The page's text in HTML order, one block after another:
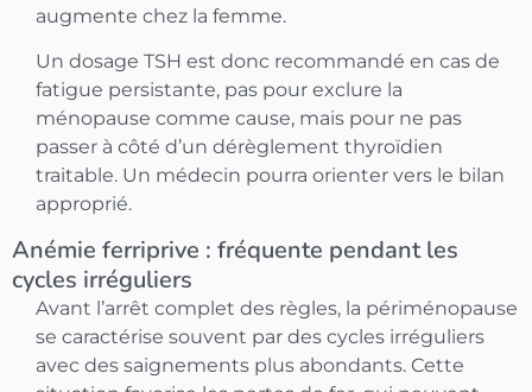
augmente chez la femme.
Un dosage TSH est donc recommandé en cas de
fatigue persistante, pas pour exclure la
ménopause comme cause, mais pour ne pas
passer à côté d’un dérèglement thyroïdien
traitable. Un médecin pourra orienter vers le bilan
approprié.
Anémie ferriprive : fréquente pendant les
cycles irréguliers
Avant l’arrêt complet des règles, la périménopause
se caractérise souvent par des cycles irréguliers
avec des saignements plus abondants. Cette